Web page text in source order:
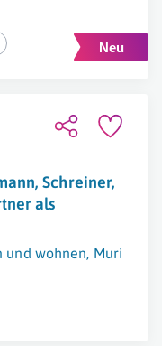
Schreiner,
als
und wohnen, Muri